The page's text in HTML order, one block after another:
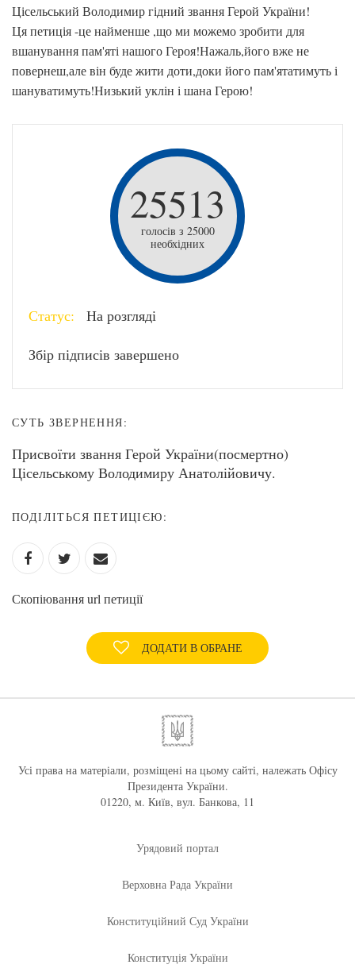
Цісельський Володимир гідний звання Герой України!
Ця петиція -це найменше ,що ми можемо зробити для
вшанування пам'яті нашого Героя!Нажаль,його вже не
повернеш,але він буде жити доти,доки його пам'ятатимуть і
шануватимуть!Низький уклін і шана Герою!
25513
голосів з 25000
необхідних
Статус: На розгляді
Збір підписів завершено
СУТЬ ЗВЕРНЕННЯ:
Присвоїти звання Герой України(посмертно)
Цісельському Володимиру Анатолійовичу.
ПОДІЛІТЬСЯ ПЕТИЦІЄЮ:
Скопіювання url петиції
ДОДАТИ В ОБРАНЕ
Усі права на матеріали, розміщені на цьому сайті, належать Офісу
Президента України.
01220, м. Київ, вул. Банкова, 11
Урядовий портал
Верховна Рада України
Конституційний Суд України
Конституція України